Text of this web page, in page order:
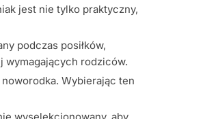
jest nie tylko praktyczny,
podczas posiłków,
wymagających rodziców.
Wybierając ten